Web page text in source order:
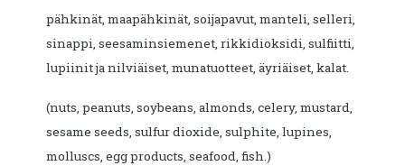
pähkinät, maapähkinät, soijapavut, manteli, selleri,
sinappi, seesaminsiemenet, rikkidioksidi, sulfiitti,
lupiinit ja nilviäiset, munatuotteet, äyriäiset, kalat.
(nuts, peanuts, soybeans, almonds, celery, mustard,
sesame seeds, sulfur dioxide, sulphite, lupines,
molluscs, egg products, seafood, fish.)